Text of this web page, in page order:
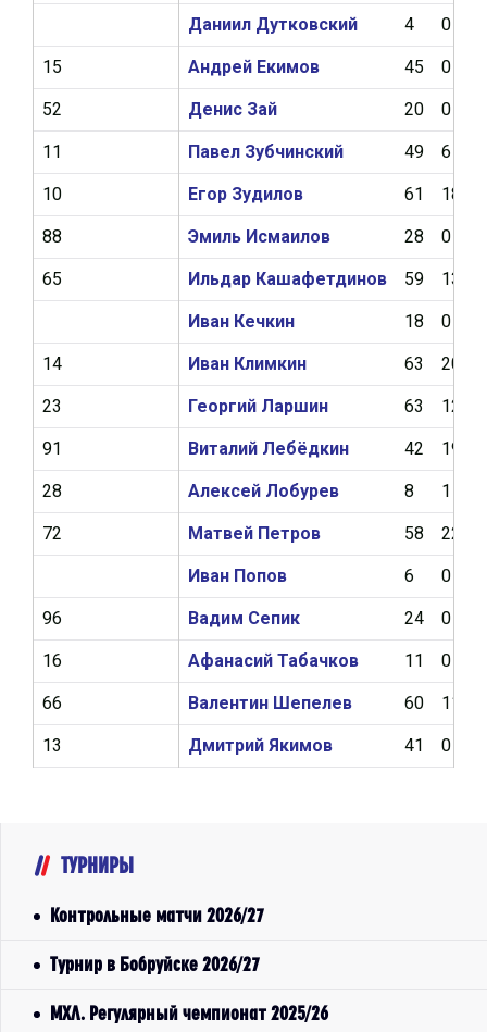
Даниил Дутковский 4 0
Андрей Екимов 45 0
Денис Зай 20 0
Павел Зубчинский 49 6
Егор Зудилов 61 18
Эмиль Исмаилов 28 0
Ильдар Кашафетдинов 59 13
Иван Кечкин 18 0
Иван Климкин 63 20
Георгий Ларшин 63 12
Виталий Лебёдкин 42 19
Алексей Лобурев 8 1
Матвей Петров 58 22
Иван Попов 6 0
Вадим Сепик 24 0
Афанасий Табачков 11 0
Валентин Шепелев 60 11
Дмитрий Якимов 41 0
15
52
11
10
88
65
14
23
91
28
72
96
16
66
13
ТУРНИРЫ
Контрольные матчи 2026/27
Турнир в Бобруйске 2026/27
МХЛ. Регулярный чемпионат 2025/26